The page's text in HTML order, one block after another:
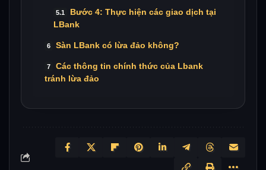
Bước 4: Thực hiện các giao dịch tại
LBank
Sàn LBank có lừa đảo không?
Các thông tin chính thức của Lbank
tránh lừa đảo